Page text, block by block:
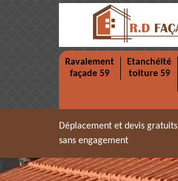
Ravalement
façade 59
Etanchéité
toiture 59
Déplacement et devis gratuits
sans engagement